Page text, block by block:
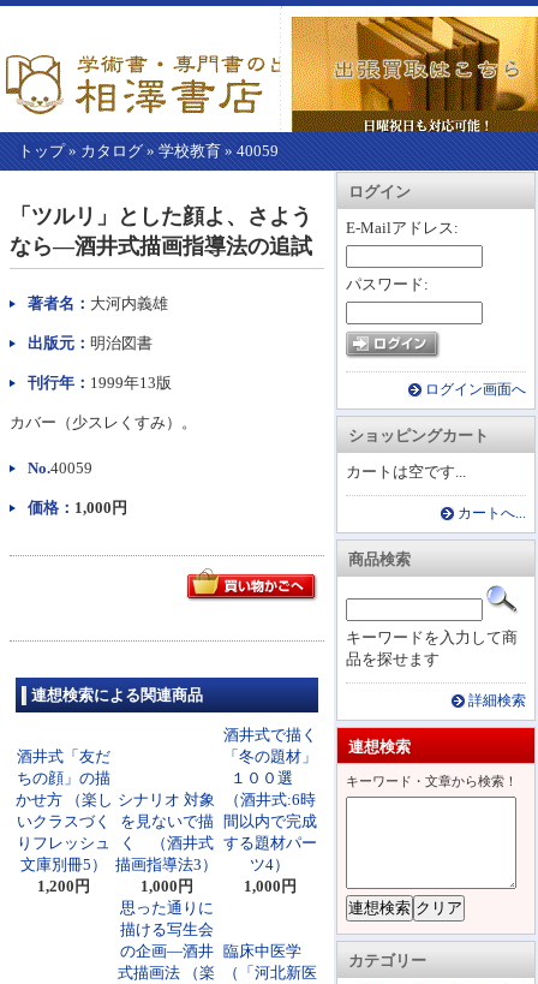
トップ» カタログ » 学校教育 » 40059
カートを見る
ログイン
E-Mailアドレス:
パスワード:
ログイン画面へ
ショッピングカート
カートは空です...
カートへ...
商品検索
キーワードを入力して商
品を探せます
詳細検索
連想検索
キーワード・文章から検索！
カテゴリー
ら
本
文】
「ツルリ」とした顔よ、さよう
なら―酒井式描画指導法の追試
著者名： 大河内義雄
出版元： 明治図書
刊行年： 1999年13版
カバー（少スレくすみ）。
No.40059
価格： 1,000円
連想検索による関連商品
酒井式「友だ
ちの顔」の描
かせ方 （楽し
いクラスづく
りフレッシュ
文庫別冊5）
1,200円
シナリオ 対象
を見ないで描
く （酒井式
描画指導法3）
1,000円
酒井式で描く
「冬の題材」
１００選
（酒井式:6時
間以内で完成
する題材パー
ツ4）
1,000円
思った通りに
描ける写生会
の企画―酒井
式描画法 （楽
臨床中医学
（「河北新医